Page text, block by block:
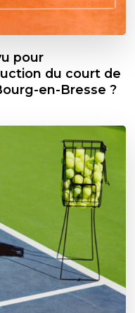
pour
du court de
en-Bresse ?